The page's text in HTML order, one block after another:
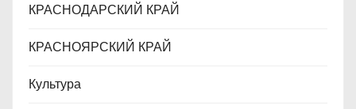
КРАСНОДАРСКИЙ КРАЙ
КРАСНОЯРСКИЙ КРАЙ
Культура